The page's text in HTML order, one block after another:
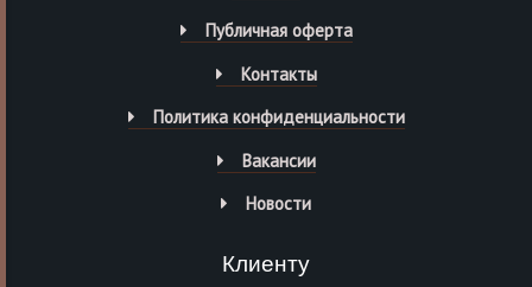
Публичная оферта
Контакты
Политика конфиденциальности
Вакансии
Новости
Клиенту